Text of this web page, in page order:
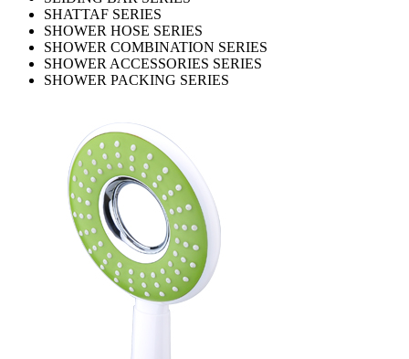
SHATTAF SERIES
SHOWER HOSE SERIES
SHOWER COMBINATION SERIES
SHOWER ACCESSORIES SERIES
SHOWER PACKING SERIES